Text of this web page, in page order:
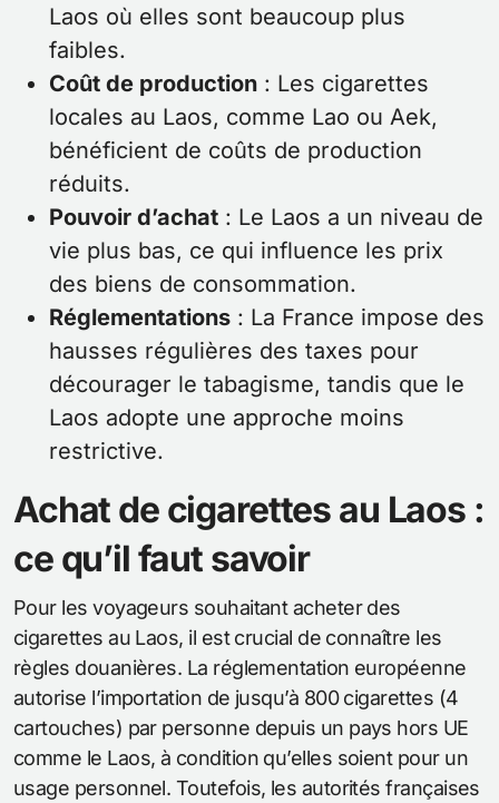
Laos où elles sont beaucoup plus
faibles.
Coût de production : Les cigarettes
locales au Laos, comme Lao ou Aek,
bénéficient de coûts de production
réduits.
Pouvoir d’achat : Le Laos a un niveau de
vie plus bas, ce qui influence les prix
des biens de consommation.
Réglementations : La France impose des
hausses régulières des taxes pour
décourager le tabagisme, tandis que le
Laos adopte une approche moins
restrictive.
Achat de cigarettes au Laos :
ce qu’il faut savoir
Pour les voyageurs souhaitant acheter des
cigarettes au Laos, il est crucial de connaître les
règles douanières. La réglementation européenne
autorise l’importation de jusqu’à 800 cigarettes (4
cartouches) par personne depuis un pays hors UE
comme le Laos, à condition qu’elles soient pour un
usage personnel. Toutefois, les autorités françaises